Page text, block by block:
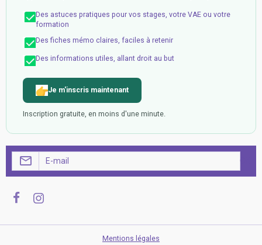
Des astuces pratiques pour vos stages, votre VAE ou votre
formation
Des fiches mémo claires, faciles à retenir
Des informations utiles, allant droit au but
Je m'inscris maintenant
Inscription gratuite, en moins d'une minute.
OK
Mentions légales